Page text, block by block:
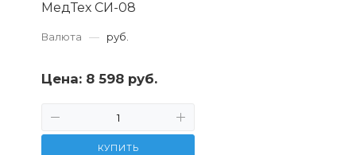
МедТех СИ-08
Валюта — руб.
Цена: 8 598 руб.
КУПИТЬ